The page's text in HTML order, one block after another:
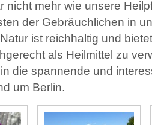
nicht mehr wie unsere
der Gebräuchlichen in
ist reichhaltig und
als Heilmittel zu
die spannende und
um Berlin.